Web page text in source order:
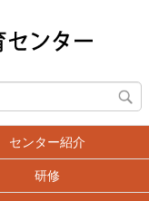
センター紹介
研修